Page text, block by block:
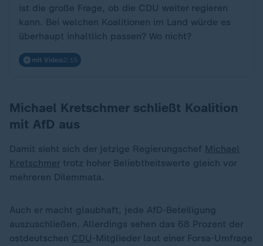
ist die große Frage, ob die CDU weiter regieren
kann. Bei welchen Koalitionen im Land würde es
überhaupt inhaltlich passen? Wo nicht?
mit Video2:15
Michael Kretschmer schließt Koalition
mit AfD aus
Damit sieht sich der jetzige Regierungschef Michael
Kretschmer trotz hoher Beliebtheitswerte gleich vor
mehreren Dilemmata.
Auch er macht glaubhaft, jede AfD-Beteiligung
auszuschließen. Allerdings sehen das 68 Prozent der
ostdeutschen CDU-Mitglieder laut einer Forsa-Umfrage